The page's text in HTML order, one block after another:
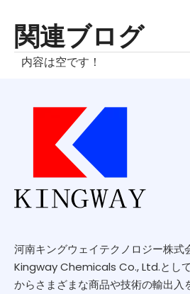
関連ブログ
内容は空です！
河南キングウェイテクノロジー株
Kingway Chemicals Co., Ltd.とし
からさまざまな商品や技術の輸出入